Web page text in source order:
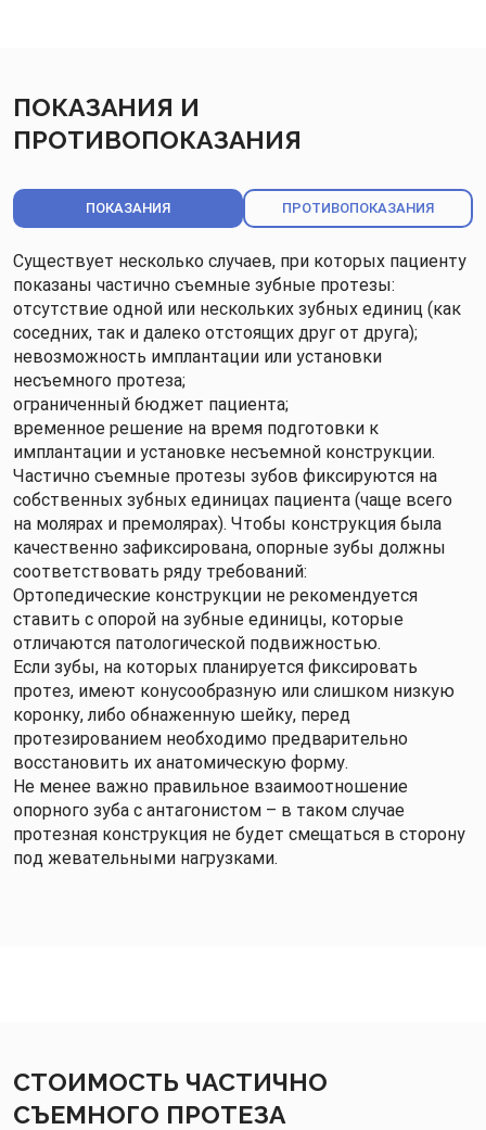
ПОКАЗАНИЯ И
ПРОТИВОПОКАЗАНИЯ
ПОКАЗАНИЯ ПРОТИВОПОКАЗАНИЯ
Существует несколько случаев, при которых пациенту
показаны частично съемные зубные протезы:
отсутствие одной или нескольких зубных единиц (как
соседних, так и далеко отстоящих друг от друга);
невозможность имплантации или установки
несъемного протеза;
ограниченный бюджет пациента;
временное решение на время подготовки к
имплантации и установке несъемной конструкции.
Частично съемные протезы зубов фиксируются на
собственных зубных единицах пациента (чаще всего
на молярах и премолярах). Чтобы конструкция была
качественно зафиксирована, опорные зубы должны
соответствовать ряду требований:
Ортопедические конструкции не рекомендуется
ставить с опорой на зубные единицы, которые
отличаются патологической подвижностью.
Если зубы, на которых планируется фиксировать
протез, имеют конусообразную или слишком низкую
коронку, либо обнаженную шейку, перед
протезированием необходимо предварительно
восстановить их анатомическую форму.
Не менее важно правильное взаимоотношение
опорного зуба с антагонистом – в таком случае
протезная конструкция не будет смещаться в сторону
под жевательными нагрузками.
СТОИМОСТЬ ЧАСТИЧНО
СЪЕМНОГО ПРОТЕЗА